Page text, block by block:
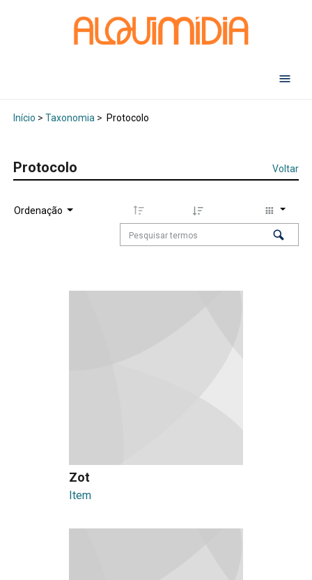
Início > Taxonomia> Protocolo
Protocolo Voltar
Ordenação
Zot
Item